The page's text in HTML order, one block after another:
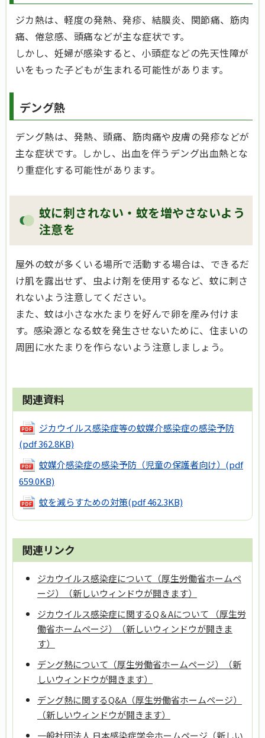
ジカ熱は、軽度の発熱、発疹、結膜炎、関節痛、筋肉
痛、倦怠感、頭痛などが主な症状です。
しかし、妊婦が感染すると、小頭症などの先天性障が
いをもった子どもが生まれる可能性があります。
デング熱
デング熱は、発熱、頭痛、筋肉痛や皮膚の発疹などが
主な症状です。しかし、出血を伴うデング出血熱とな
り重症化する可能性があります。
蚊に刺されない・蚊を増やさないよう
注意を
屋外の蚊が多くいる場所で活動する場合は、できるだ
け肌を露出せず、虫よけ剤を使用するなど、蚊に刺さ
れないよう注意してください。
また、蚊は小さな水たまりを好んで卵を産み付けま
す。感染源となる蚊を発生させないために、住まいの
周囲に水たまりを作らないよう注意しましょう。
関連資料
ジカウイルス感染症等の蚊媒介感染症の感染予防
(pdf 362.8KB)
蚊媒介感染症の感染予防（児童の保護者向け） (pdf
659.0KB)
蚊を減らすための対策(pdf 462.3KB)
関連リンク
ジカウイルス感染症について（厚生労働省ホームペ
ージ）（新しいウィンドウが開きます）
ジカウイルス感染症に関するQ＆Aについて （厚生労
働省ホームページ）（新しいウィンドウが開きま
す）
デング熱について（厚生労働省ホームページ）（新
しいウィンドウが開きます）
デング熱に関するQ&A（厚生労働省ホームページ）
（新しいウィンドウが開きます）